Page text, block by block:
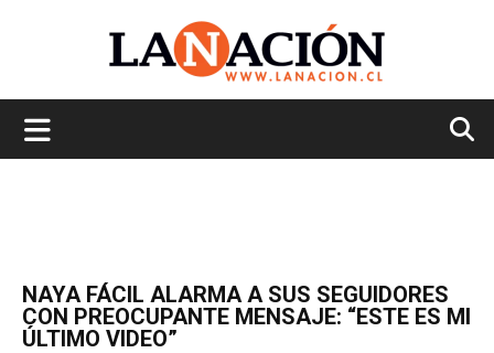
NAYA FÁCIL ALARMA A SUS SEGUIDORES
CON PREOCUPANTE MENSAJE: “ESTE ES MI
ÚLTIMO VIDEO”